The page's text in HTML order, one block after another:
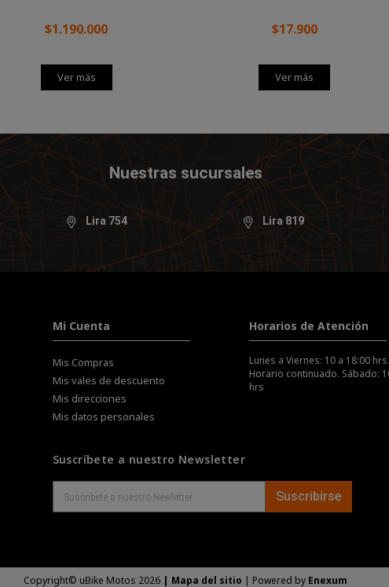
$1.190.000
Ver más
$17.900
Ver más
Nuestras sucursales
Lira 754 Lira 819
Mi Cuenta
Mis Compras
Mis vales de descuento
Mis direcciones
Mis datos personales
Horarios de Atención
Lunes a Viernes: 10 a 18:00 hrs.
Horario continuado. Sábado:
hrs
Suscríbete a nuestro Newsletter
Suscribirse
Copyright© uBike Motos 2026 | Mapa del sitio | Powered by Enexum